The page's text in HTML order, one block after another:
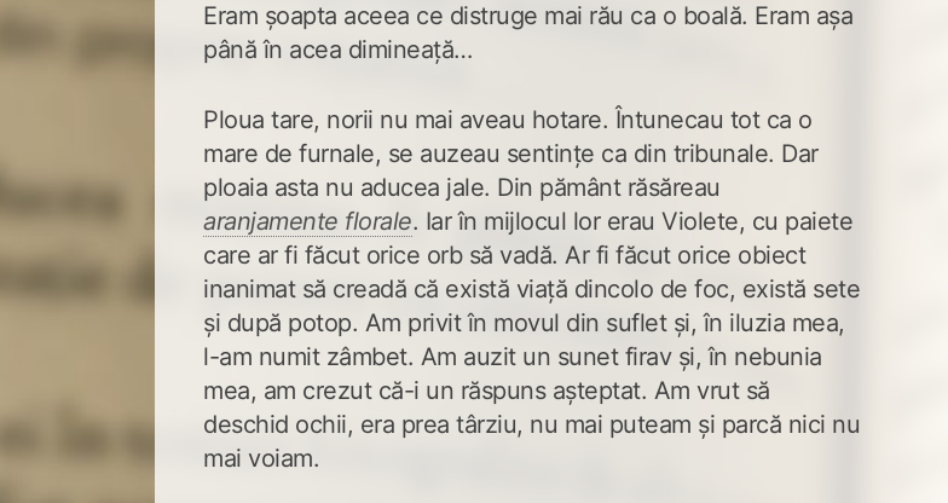
Eram șoapta aceea ce distruge mai rău ca o boală. Eram așa
până în acea dimineață…
Ploua tare, norii nu mai aveau hotare. Întunecau tot ca o
mare de furnale, se auzeau sentințe ca din tribunale. Dar
ploaia asta nu aducea jale. Din pământ răsăreau
aranjamente florale. Iar în mijlocul lor erau Violete, cu paiete
care ar fi făcut orice orb să vadă. Ar fi făcut orice obiect
inanimat să creadă că există viață dincolo de foc, există sete
și după potop. Am privit în movul din suflet și, în iluzia mea,
l-am numit zâmbet. Am auzit un sunet firav și, în nebunia
mea, am crezut că-i un răspuns așteptat. Am vrut să
deschid ochii, era prea târziu, nu mai puteam și parcă nici nu
mai voiam.